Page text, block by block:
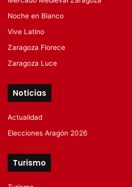
Noche en Blanco
Vive Latino
Zaragoza Florece
Zaragoza Luce
Noticias
Actualidad
Elecciones Aragón 2026
Turismo